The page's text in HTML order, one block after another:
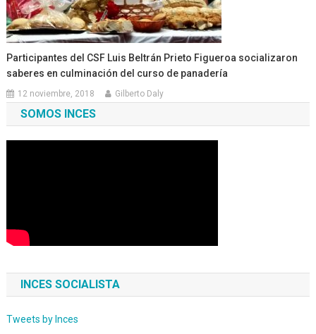
Participantes del CSF Luis Beltrán Prieto Figueroa socializaron
saberes en culminación del curso de panadería
12 noviembre, 2018 Gilberto Daly
SOMOS INCES
INCES SOCIALISTA
Tweets by Inces